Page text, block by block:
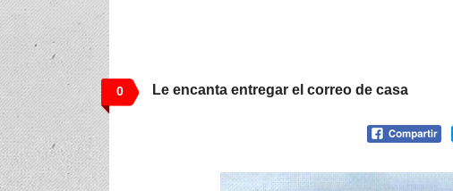
0 Le encanta entregar el correo de casa